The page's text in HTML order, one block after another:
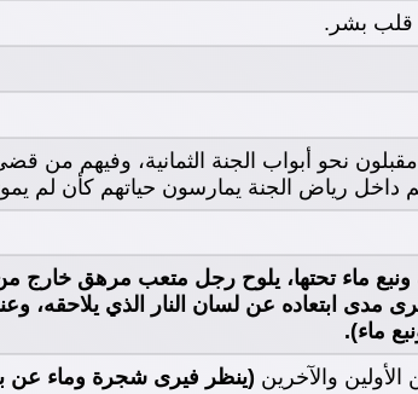
قلب بشر.
نحو أبواب الجنة الثمانية، وفيهم من
رياض الجنة يمارسون حياتهم كأن لم
ماء تحتها، يلوح رجل متعب مرهق خارج
مدى ابتعاده عن لسان النار الذي يلاحقه،
ماء).
والآخرين (ينظر فيرى شجرة وماء عن